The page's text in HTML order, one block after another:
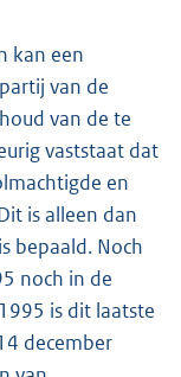
kan een
van de
van de te
vaststaat dat
en
is alleen dan
bepaald. Noch
noch in de
is dit laatste
december